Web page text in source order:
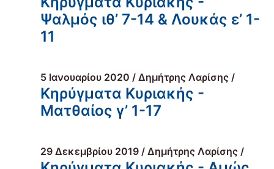
Ψαλμός ιθ’ 7-14 & Λουκάς ε’ 1-
11
5 Ιανουαρίου 2020 / Δημήτρης Λαρίσης /
Κηρύγματα Κυριακής -
Ματθαίος γ’ 1-17
29 Δεκεμβρίου 2019 / Δημήτρης Λαρίσης /